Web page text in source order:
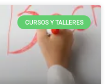
CURSOS Y TALLERES